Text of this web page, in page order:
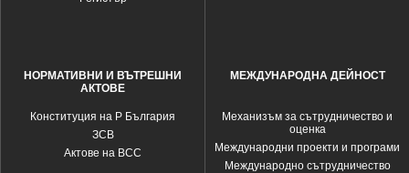
НОРМАТИВНИ И ВЪТРЕШНИ
АКТОВЕ
Конституция на Р България
ЗСВ
Актове на ВСС
МЕЖДУНАРОДНА ДЕЙНОСТ
Механизъм за сътрудничество и
оценка
Международни проекти и програми
Международно сътрудничество